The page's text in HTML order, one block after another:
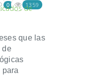
de
0 1359
que las
de
para